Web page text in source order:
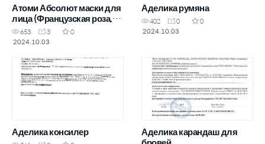
Атоми Абсолют маски для
лица (Французская роза,
Медь и женьшень, Глина
Хиноки, 24К золото)
653 3
0
2024.10.03
Аделика румяна
402 0
0
2024.10.03
Аделика консилер Аделика карандаш для